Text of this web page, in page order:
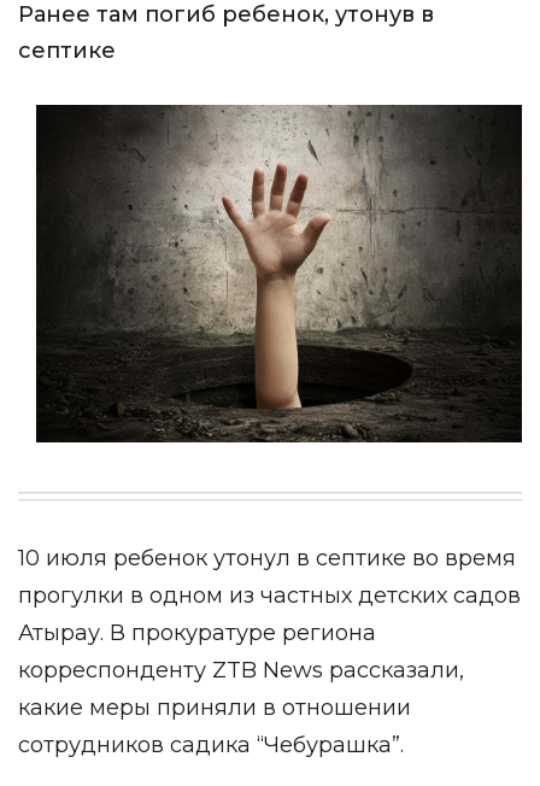
Ранее там погиб ребенок, утонув в
септике
10 июля ребенок утонул в септике во время
прогулки в одном из частных детских садов
Атырау. В прокуратуре региона
корреспонденту ZTB News рассказали,
какие меры приняли в отношении
сотрудников садика “Чебурашка”.